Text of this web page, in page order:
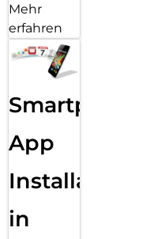
Mehr
erfahren
Smartphone
App
Installation
in